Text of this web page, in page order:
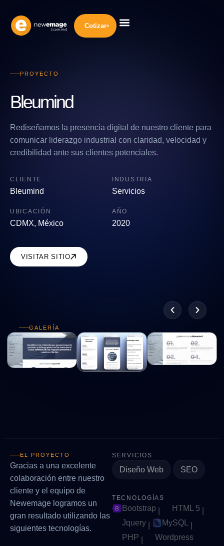
Cotizar
PROYECTO
Bleumind
Rediseñamos la presencia digital de nuestro cliente para
comunicar liderazgo industrial con claridad, velocidad y
credibilidad ante sus clientes potenciales.
CLIENTE
Bleumind
INDUSTRIA
Servicios
UBICACIÓN
CDMX, México
AÑO
2020
VISITAR SITIO
GALERÍA
EL PROYECTO
Gracias a una excelente
colaboración entre nuestro
cliente y el equipo de
Newemage logramos un
gran resultado utilizando las
siguientes tecnologías.
SERVICIOS
Diseño Web SEO
TECNOLOGÍAS
Bootstrap HTML 5
Jquery
MySQL
PHP
Wordpress